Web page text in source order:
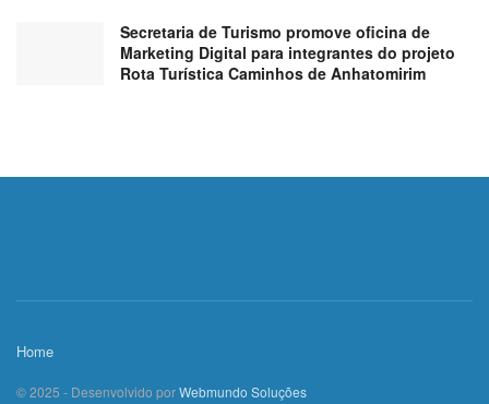
Secretaria de Turismo promove oficina de
Marketing Digital para integrantes do projeto
Rota Turística Caminhos de Anhatomirim
Home
© 2025 - Desenvolvido porWebmundo Soluções